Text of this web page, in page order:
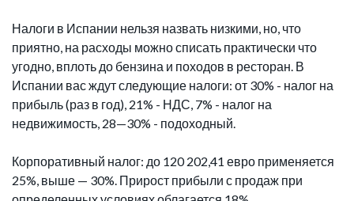
Налоги в Испании нельзя назвать низкими, но, что
приятно, на расходы можно списать практически что
угодно, вплоть до бензина и походов в ресторан. В
Испании вас ждут следующие налоги: от 30% - налог на
прибыль (раз в год), 21% - НДС, 7% - налог на
недвижимость, 28—30% - подоходный.
Корпоративный налог: до 120 202,41 евро применяется
25%, выше — 30%. Прирост прибыли с продаж при